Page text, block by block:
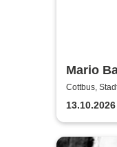
Mario
nichts
Cottbus,